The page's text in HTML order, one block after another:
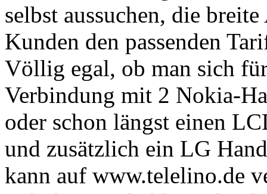
selbst aussuchen, die
Kunden den passenden
Völlig egal, ob man sich
Verbindung mit 2 Nokia-
oder schon längst einen
und zusätzlich ein LG
kann auf www.telelino.de